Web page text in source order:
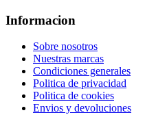
Informacion
Sobre nosotros
Nuestras marcas
Condiciones generales
Politica de privacidad
Politica de cookies
Envios y devoluciones